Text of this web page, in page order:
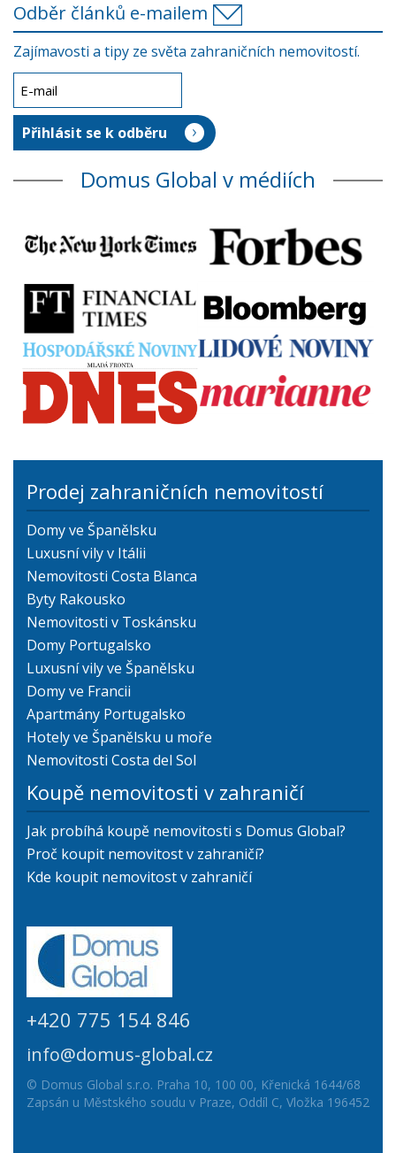
Odběr článků e-mailem
Zajímavosti a tipy ze světa zahraničních nemovitostí.
Domus Global v médiích
Prodej zahraničních nemovitostí
Domy ve Španělsku
Luxusní vily v Itálii
Nemovitosti Costa Blanca
Byty Rakousko
Nemovitosti v Toskánsku
Domy Portugalsko
Luxusní vily ve Španělsku
Domy ve Francii
Apartmány Portugalsko
Hotely ve Španělsku u moře
Nemovitosti Costa del Sol
Koupě nemovitosti v zahraničí
Jak probíhá koupě nemovitosti s Domus Global?
Proč koupit nemovitost v zahraničí?
Kde koupit nemovitost v zahraničí
+420 775 154 846
info@domus-global.cz
© Domus Global s.r.o. Praha 10, 100 00, Křenická 1644/68
Zapsán u Městského soudu v Praze, Oddíl C, Vložka 196452